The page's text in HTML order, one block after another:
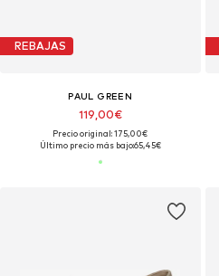
REBAJAS
PAUL GREEN
119,00€
Precio original: 175,00€
Último precio más bajo:65,45€